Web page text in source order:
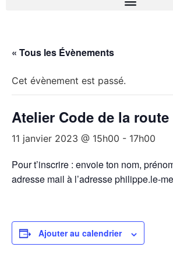
« Tous les Évènements
Cet évènement est passé.
Atelier Code de la route
11 janvier 2023 @ 15h00 - 17h00
Pour t’inscrire : envoie ton nom,
adresse mail à l’adresse philippe.le-
Ajouter au calendrier